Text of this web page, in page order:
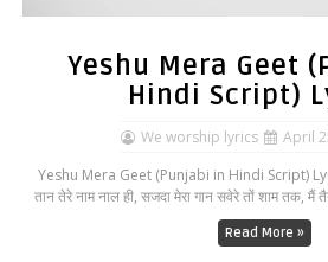
Yeshu Mera Geet
Hindi Script)
We worship lyrics April
Yeshu Mera Geet (Punjabi in Hindi Script)
तान तेरे नाम नाल ही, सजदा मेरा गान सवेरे तों शाम तक, मैं
Read More »